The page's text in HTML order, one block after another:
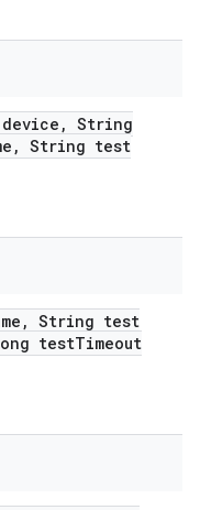
device , String
, String test
, String test
testTimeout